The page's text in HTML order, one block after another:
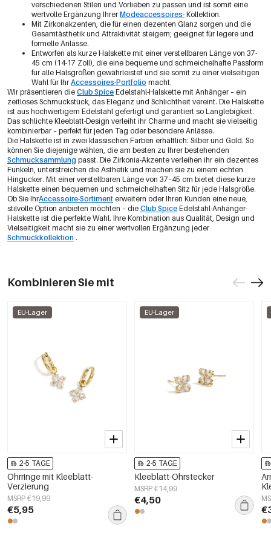
verschiedenen Stilen und Vorlieben zu passen und ist somit eine
wertvolle Ergänzung Ihrer Modeaccessoires- Kollektion.
Mit Zirkonakzenten, die für einen dezenten Glanz sorgen und die
Gesamtästhetik und Attraktivität steigern; geeignet für legere und
formelle Anlässe.
Entworfen als kurze Halskette mit einer verstellbaren Länge von 37-
45 cm (14-17 Zoll), die eine bequeme und schmeichelhafte Passform
für alle Halsgrößen gewährleistet und sie somit zu einer vielseitigen
Wahl für Ihr Accessoires-Portfolio macht.
Wir präsentieren die Club Spice Edelstahl-Halskette mit Anhänger – ein
zeitloses Schmuckstück, das Eleganz und Schlichtheit vereint. Die Halskette
ist aus hochwertigem Edelstahl gefertigt und garantiert so Langlebigkeit.
Das schlichte Kleeblatt-Design verleiht ihr Charme und macht sie vielseitig
kombinierbar – perfekt für jeden Tag oder besondere Anlässe.
Die Halskette ist in zwei klassischen Farben erhältlich: Silber und Gold. So
können Sie diejenige wählen, die am besten zu Ihrer bestehenden
Schmucksammlung passt. Die Zirkonia-Akzente verleihen ihr ein dezentes
Funkeln, unterstreichen die Ästhetik und machen sie zu einem echten
Hingucker. Mit einer verstellbaren Länge von 37–45 cm bietet diese kurze
Halskette einen bequemen und schmeichelhaften Sitz für jede Halsgröße.
Ob Sie IhrAccessoire-Sortiment erweitern oder Ihren Kunden eine neue,
stilvolle Option anbieten möchten – die Club Spice Edelstahl-Anhänger-
Halskette ist die perfekte Wahl. Ihre Kombination aus Qualität, Design und
Vielseitigkeit macht sie zu einer wertvollen Ergänzung jeder
Schmuckkollektion .
Kombinieren Sie mit
EU-Lager
2-5 TAGE
Ohrringe mit Kleeblatt-
Verzierung
MSRP €19,99
€5,95
EU-Lager
2-5 TAGE
Kleeblatt-Ohrstecker
MSRP €14,99
€4,50